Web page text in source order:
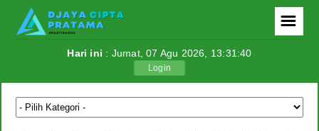
Politik
☰
Hari ini : Jumat, 07 Agu 2026, 13:31:41
Login